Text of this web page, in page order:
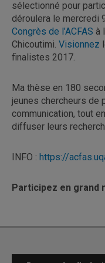
sélectionné pour
déroulera le mercredi
Congrès de l’ACFAS à
Chicoutimi. Visionnez
finalistes 2017.
Ma thèse en 180
jeunes chercheurs de
communication, tout
diffuser leurs
INFO : https://
Participez en grand